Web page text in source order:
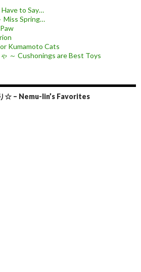
to Say…
Miss Spring…
Kumamoto Cats
～ Cushonings are Best Toys
☆ – Nemu-lin’s Favorites